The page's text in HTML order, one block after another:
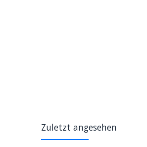
Zuletzt angesehen